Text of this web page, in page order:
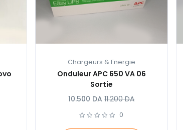
Chargeurs & Energie
Onduleur APC 650 VA 06
Sortie
10.500 DA 11.200DA
0